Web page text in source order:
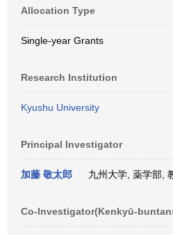
Allocation Type
Single-year Grants
Research Institution
Kyushu University
Principal Investigator
加藤 敬太郎 九州大学, 薬学部,
Co-Investigator(Kenkyū-